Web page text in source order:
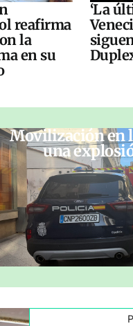
reafirma
la
en su
‘La
Movilización en
una